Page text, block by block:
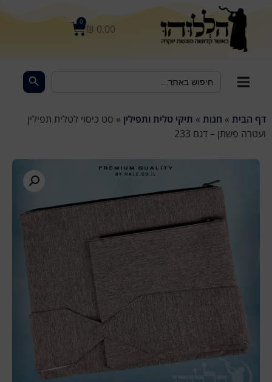
₪ 0.00
0
for:
דף הבית » חנות » תיקי טלית ותפילין » סט כיסוי לטלית תפילין
ועטרה פשתן – דגם 233